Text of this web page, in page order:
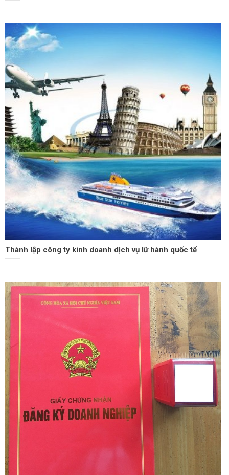
Thành lập công ty kinh doanh dịch vụ lữ hành quốc tế